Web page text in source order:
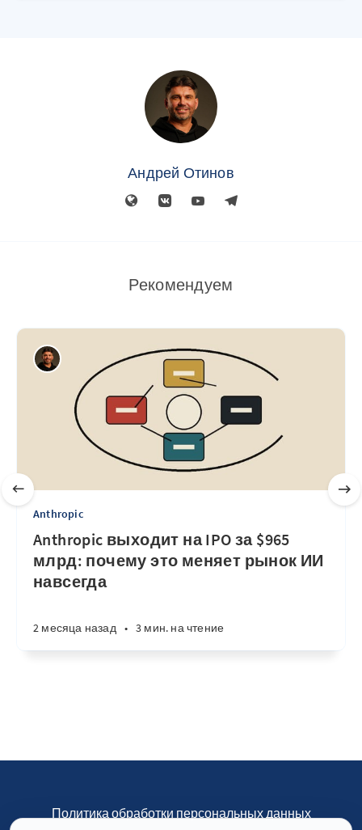
Андрей Отинов
Рекомендуем
Anthropic
Anthropic выходит на IPO за $965
млрд: почему это меняет рынок ИИ
навсегда
2 месяца назад • 3 мин. на чтение
Политика обработки персональных данных